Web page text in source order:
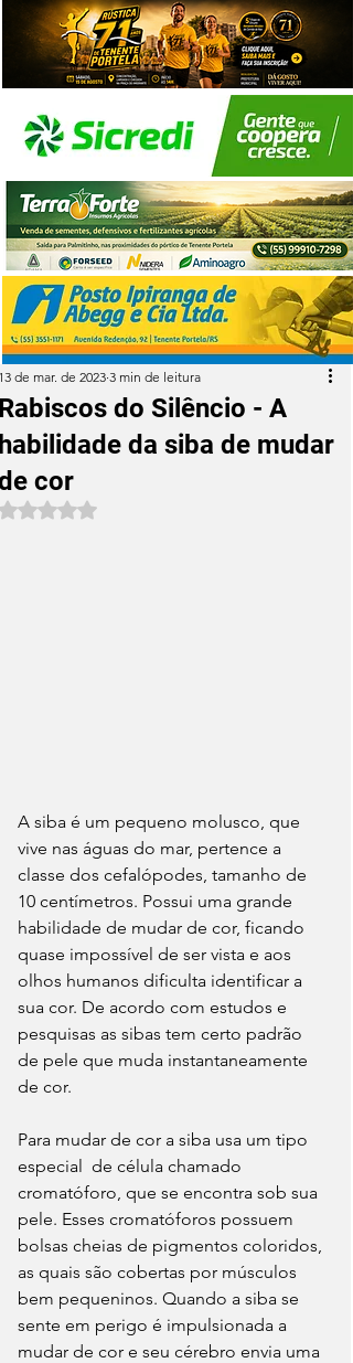
do Silêncio - A
da siba de mudar
cor
de mar. de 2023 3 min de leitura
Avaliado com NaN de 5 estrelas.
A siba é um pequeno molusco, que
vive nas águas do mar, pertence a
classe dos cefalópodes, tamanho de
10 centímetros. Possui uma grande
habilidade de mudar de cor, ficando
quase impossível de ser vista e aos
olhos humanos dificulta identificar a
sua cor. De acordo com estudos e
pesquisas as sibas tem certo padrão
de pele que muda instantaneamente
de cor.
Para mudar de cor a siba usa um tipo
especial  de célula chamado
cromatóforo, que se encontra sob sua
pele. Esses cromatóforos possuem
bolsas cheias de pigmentos coloridos,
as quais são cobertas por músculos
bem pequeninos. Quando a siba se
sente em perigo é impulsionada a
mudar de cor e seu cérebro envia uma